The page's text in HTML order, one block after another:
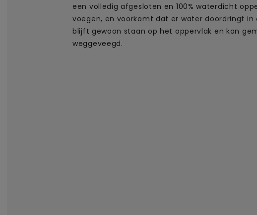
een volledig afgesloten en 100% waterdicht
voegen, en voorkomt dat er water doordringt in
blijft gewoon staan op het oppervlak en kan
weggeveegd.